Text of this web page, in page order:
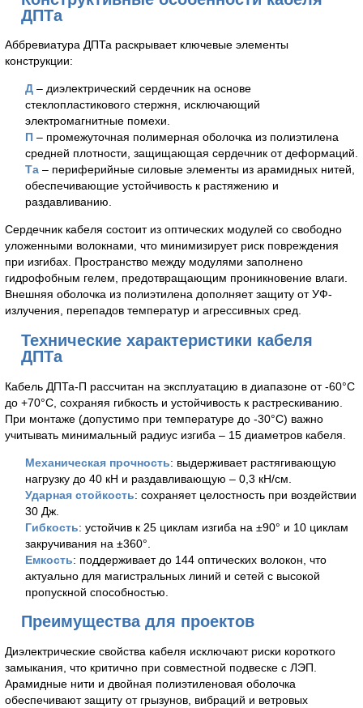
ДПТа
Аббревиатура ДПТа раскрывает ключевые элементы
конструкции:
Д – диэлектрический сердечник на основе
стеклопластикового стержня, исключающий
электромагнитные помехи.
П – промежуточная полимерная оболочка из полиэтилена
средней плотности, защищающая сердечник от деформаций.
Та – периферийные силовые элементы из арамидных нитей,
обеспечивающие устойчивость к растяжению и
раздавливанию.
Сердечник кабеля состоит из оптических модулей со свободно
уложенными волокнами, что минимизирует риск повреждения
при изгибах. Пространство между модулями заполнено
гидрофобным гелем, предотвращающим проникновение влаги.
Внешняя оболочка из полиэтилена дополняет защиту от УФ-
излучения, перепадов температур и агрессивных сред.
Технические характеристики кабеля
ДПТа
Кабель ДПТа-П рассчитан на эксплуатацию в диапазоне от -60°C
до +70°C, сохраняя гибкость и устойчивость к растрескиванию.
При монтаже (допустимо при температуре до -30°C) важно
учитывать минимальный радиус изгиба – 15 диаметров кабеля.
Механическая прочность: выдерживает растягивающую
нагрузку до 40 кН и раздавливающую – 0,3 кН/см.
Ударная стойкость: сохраняет целостность при воздействии
30 Дж.
Гибкость: устойчив к 25 циклам изгиба на ±90° и 10 циклам
закручивания на ±360°.
Емкость: поддерживает до 144 оптических волокон, что
актуально для магистральных линий и сетей с высокой
пропускной способностью.
Преимущества для проектов
Диэлектрические свойства кабеля исключают риски короткого
замыкания, что критично при совместной подвеске с ЛЭП.
Арамидные нити и двойная полиэтиленовая оболочка
обеспечивают защиту от грызунов, вибраций и ветровых